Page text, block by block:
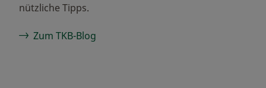
nützliche Tipps.
Zum TKB-Blog